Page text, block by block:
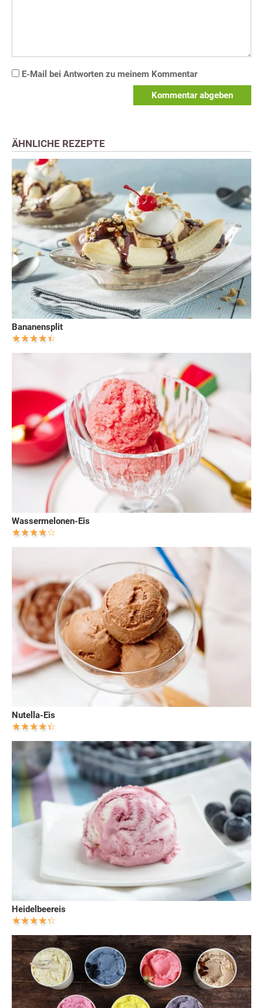
E-Mail bei Antworten zu meinem Kommentar
Kommentar abgeben
ÄHNLICHE REZEPTE
Bananensplit
Wassermelonen-Eis
Nutella-Eis
Heidelbeereis